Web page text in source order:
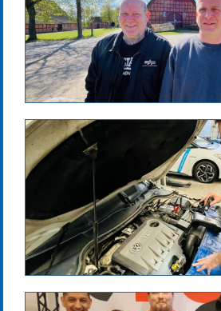
a.mergner
Erfolgsgeschichten jobcenter-news
Jan.Rimmele
Erfolgsgeschichten jobcenter-news